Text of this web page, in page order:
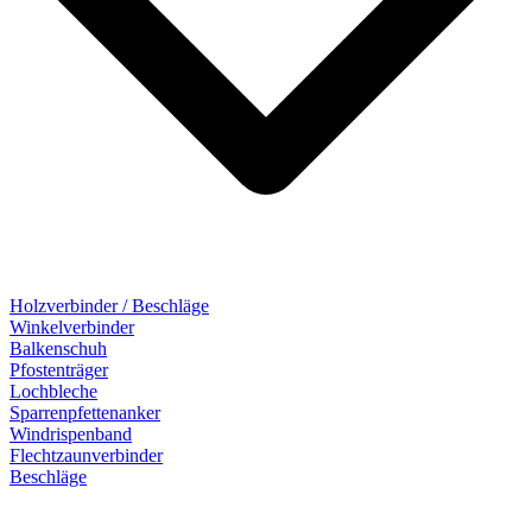
Holzverbinder / Beschläge
Winkelverbinder
Balkenschuh
Pfostenträger
Lochbleche
Sparrenpfettenanker
Windrispenband
Flechtzaunverbinder
Beschläge